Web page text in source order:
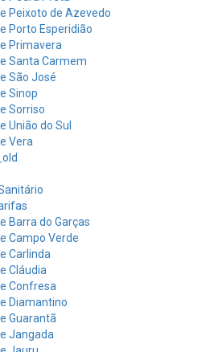
Peixoto de Azevedo
Porto Esperidião
Primavera
Santa Carmem
São José
Sinop
Sorriso
União do Sul
Vera
Barra do Garças
Campo Verde
Carlinda
Cláudia
Confresa
Diamantino
Guarantã
Jangada